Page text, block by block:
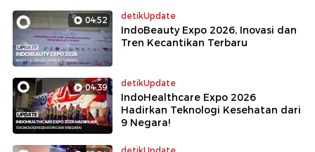
04:52 detikUpdate
IndoBeauty Expo 2026, Inovasi dan
Tren Kecantikan Terbaru
04:39 detikUpdate
IndoHealthcare Expo 2026
Hadirkan Teknologi Kesehatan dari
9 Negara!